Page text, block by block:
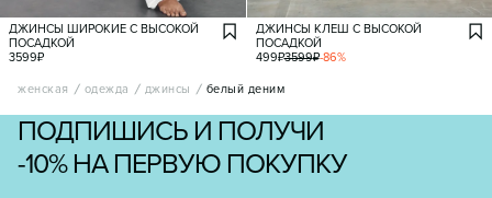
ДЖИНСЫ ШИРОКИЕ С ВЫСОКОЙ
ПОСАДКОЙ
3599₽
ДЖИНСЫ КЛЕШ С ВЫСОКОЙ
ПОСАДКОЙ
499₽3599₽-86%
женская одежда джинсы белый деним
ПОДПИШИСЬ И ПОЛУЧИ
-10% НА ПЕРВУЮ ПОКУПКУ